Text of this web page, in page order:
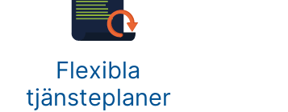
Flexibla
tjänsteplaner